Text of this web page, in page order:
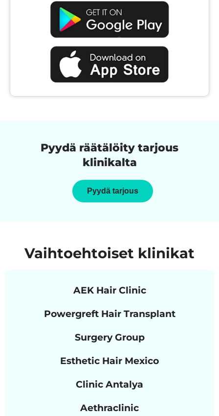
Pyydä räätälöity tarjous
klinikalta
Pyydä tarjous
Vaihtoehtoiset klinikat
AEK Hair Clinic
Powergreft Hair Transplant
Surgery Group
Esthetic Hair Mexico
Clinic Antalya
Aethraclinic